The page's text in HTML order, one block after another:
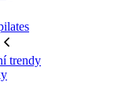
trendy